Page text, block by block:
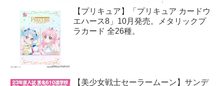
【プリキュア】「プリキュア カードウ
エハース8」10月発売。メタリックプ
ラカード 全26種。
【美少女戦士セーラームーン】サンデ